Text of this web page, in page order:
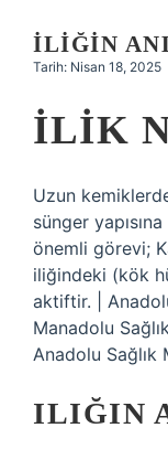
Hakkımızda
İLIĞIN
Tarih: Nisan 18, 2025
İLIK
Uzun
sünger
önemli görevi;
iliğindeki (kök
aktiftir. |
Manadolu
Anadolu Sağlık
ILIĞIN